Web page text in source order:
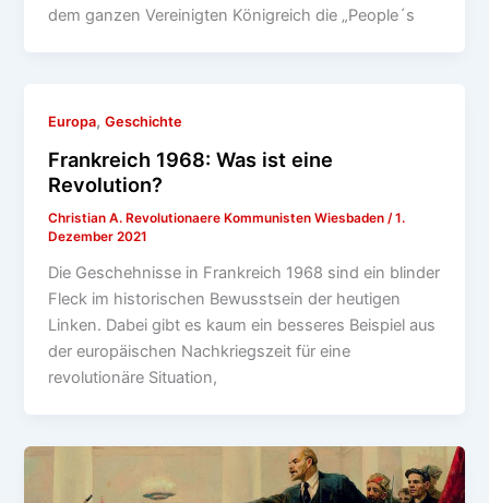
dem ganzen Vereinigten Königreich die „People´s
Europa,Geschichte
Frankreich 1968: Was ist eine
Revolution?
Christian A. Revolutionaere Kommunisten Wiesbaden/1.
Dezember 2021
Die Geschehnisse in Frankreich 1968 sind ein blinder
Fleck im historischen Bewusstsein der heutigen
Linken. Dabei gibt es kaum ein besseres Beispiel aus
der europäischen Nachkriegszeit für eine
revolutionäre Situation,